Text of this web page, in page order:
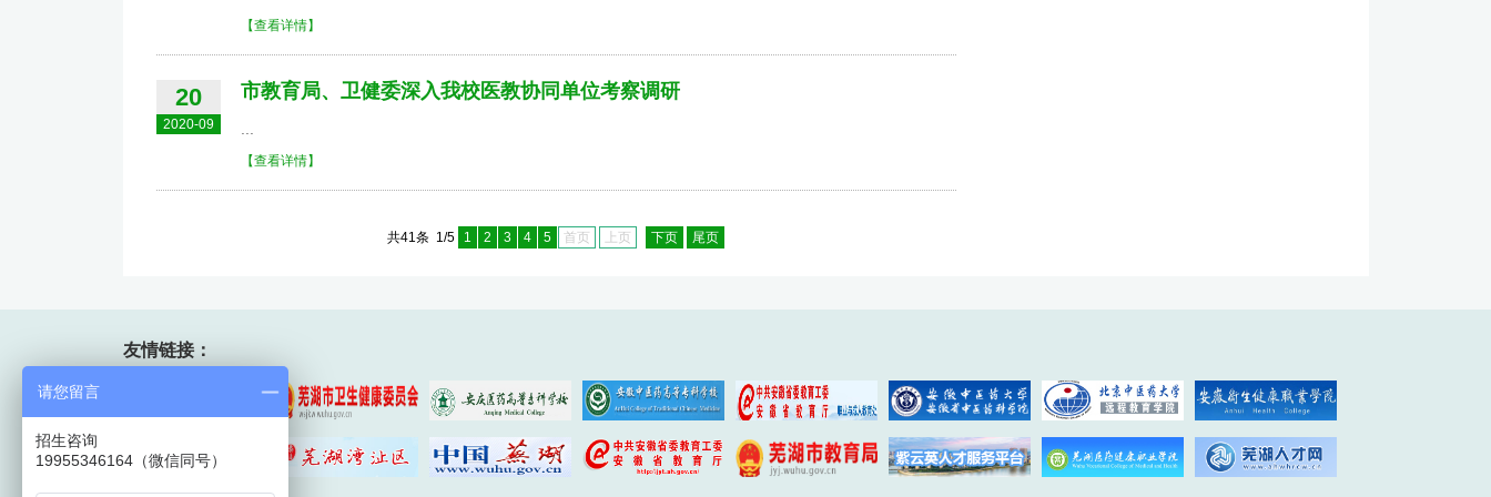
【查看详情】
20
2020-09
市教育局、卫健委深入我校医教协同单位考察调研
【查看详情】
共41条 1/5 首页 上页
1 2 3 4 5 下页 尾页
友情链接：
请您留言
招生咨询
19955346164（微信同号）